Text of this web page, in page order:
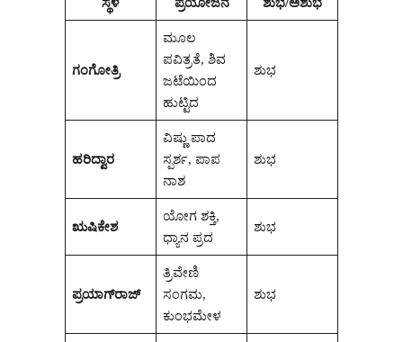
ಗಂಗೋತ್ರಿ
ಮೂಲ
ಪವಿತ್ರತೆ, ಶಿವ
ಜಟೆಯಿಂದ
ಹುಟ್ಟಿದ
ಶುಭ
ಹರಿದ್ವಾರ
ವಿಷ್ಣು ಪಾದ
ಸ್ಪರ್ಶ, ಪಾಪ
ನಾಶ
ಶುಭ
ಋಷಿಕೇಶ
ಯೋಗ ಶಕ್ತಿ,
ಧ್ಯಾನ ಪ್ರದ
ಶುಭ
ಪ್ರಯಾಗ್‌ರಾಜ್
ತ್ರಿವೇಣಿ
ಸಂಗಮ,
ಕುಂಭಮೇಳ
ಶುಭ